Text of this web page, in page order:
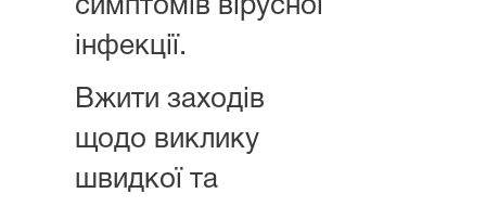
симптомів вірусної
інфекції.
Вжити заходів
щодо виклику
швидкої та